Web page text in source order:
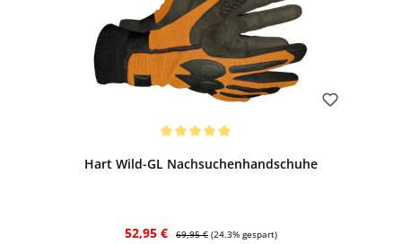
Hart Wild-GL Nachsuchenhandschuhe
Verkaufspreis:
52,95 € Regulärer Preis:
69,95 € (24.3% gespart)